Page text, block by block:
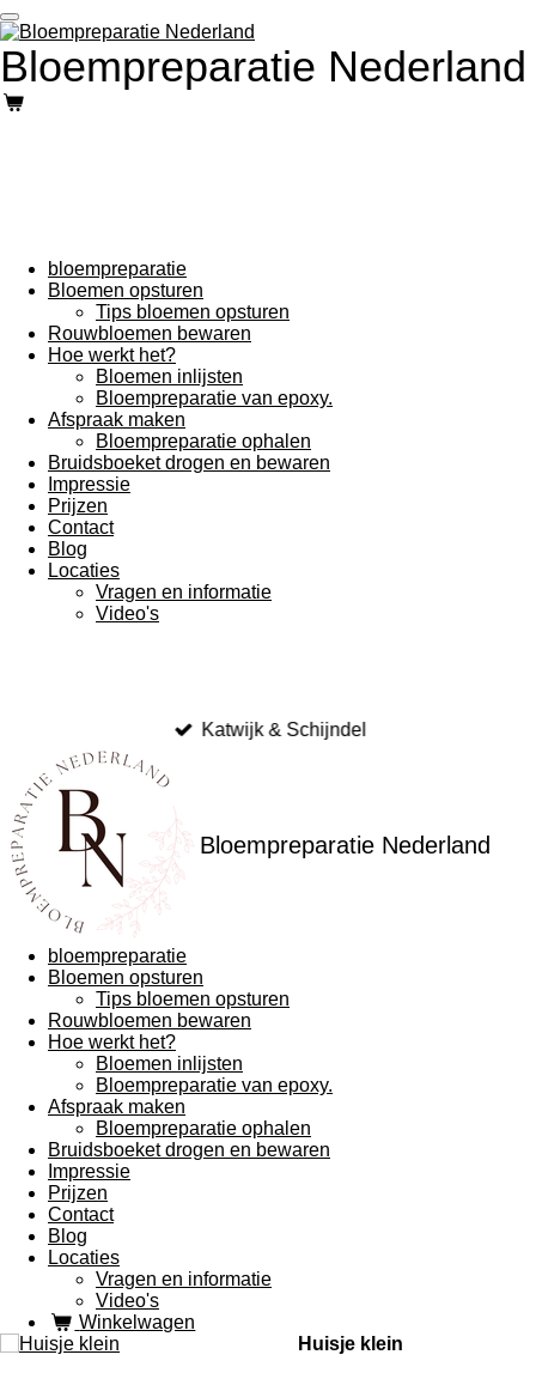
Ga
direct
naar
de
hoofdinhoud
Bloempreparatie Nederland
bloempreparatie
Bloemen opsturen
Tips bloemen opsturen
Rouwbloemen bewaren
Hoe werkt het?
Bloemen inlijsten
Bloempreparatie van epoxy.
Afspraak maken
Bloempreparatie ophalen
Bruidsboeket drogen en bewaren
Impressie
Prijzen
Contact
Blog
Locaties
Vragen en informatie
Video's
Katwijk & Schijndel
Bloempreparatie Nederland
bloempreparatie
Bloemen opsturen
Tips bloemen opsturen
Rouwbloemen bewaren
Hoe werkt het?
Bloemen inlijsten
Bloempreparatie van epoxy.
Afspraak maken
Bloempreparatie ophalen
Bruidsboeket drogen en bewaren
Impressie
Prijzen
Contact
Blog
Locaties
Vragen en informatie
Video's
Winkelwagen
Huisje klein